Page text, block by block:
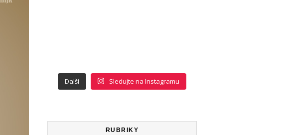
Další Sledujte na Instagramu
RUBRIKY